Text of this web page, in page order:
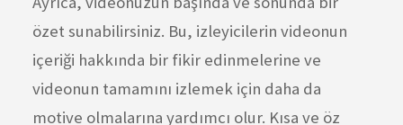
özet sunabilirsiniz. Bu, izleyicilerin videonun
içeriği hakkında bir fikir edinmelerine ve
videonun tamamını izlemek için daha da
motive olmalarına yardımcı olur. Kısa ve öz